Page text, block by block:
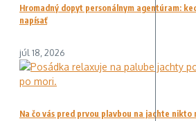
Hromadný dopyt personálnym agentúram:
napísať
júl 18, 2026
Na čo vás pred prvou plavbou na jachte nikto